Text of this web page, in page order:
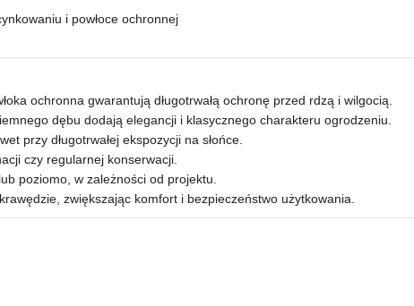
i powłoce ochronnej
ochronna gwarantują długotrwałą ochronę przed rdzą i wilgocią.
dębu dodają elegancji i klasycznego charakteru ogrodzeniu.
przy długotrwałej ekspozycji na słońce.
czy regularnej konserwacji.
poziomo, w zależności od projektu.
zwiększając komfort i bezpieczeństwo użytkowania.